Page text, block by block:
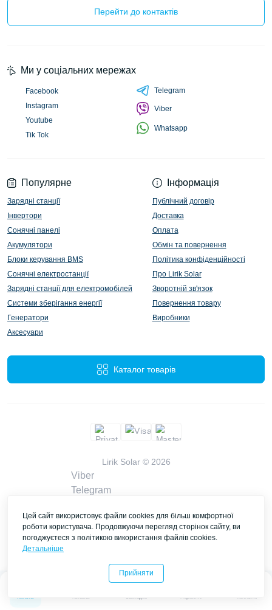
Каталог Головна Закладки
0
Порівняти Контакти
Перейти до контактів
Популярне
Зарядні станції
Інвертори
Сонячні панелі
Акумулятори
Блоки керування BMS
Сонячні електростанції
Зарядні станції для електромобілей
Системи зберігання енергії
Генератори
Аксесуари
Інформація
Публічний договір
Доставка
Оплата
Обмін та повернення
Політика конфіденційності
Про Lirik Solar
Зворотній зв'язок
Повернення товару
Виробники
Каталог товарів
Ми у соціальних мережах
Facebook
Instagram
Youtube
Tik Tok
Telegram
Viber
Whatsapp
Lirik Solar © 2026
Viber
Telegram
liriksolarcompany@gmail.com
Замовити дзвінок
Цей сайт використовує файли cookies для більш комфортної
роботи користувача. Продовжуючи перегляд сторінок сайту, ви
погоджуєтеся з політикою використання файлів cookies.
Детальніше
Прийняти